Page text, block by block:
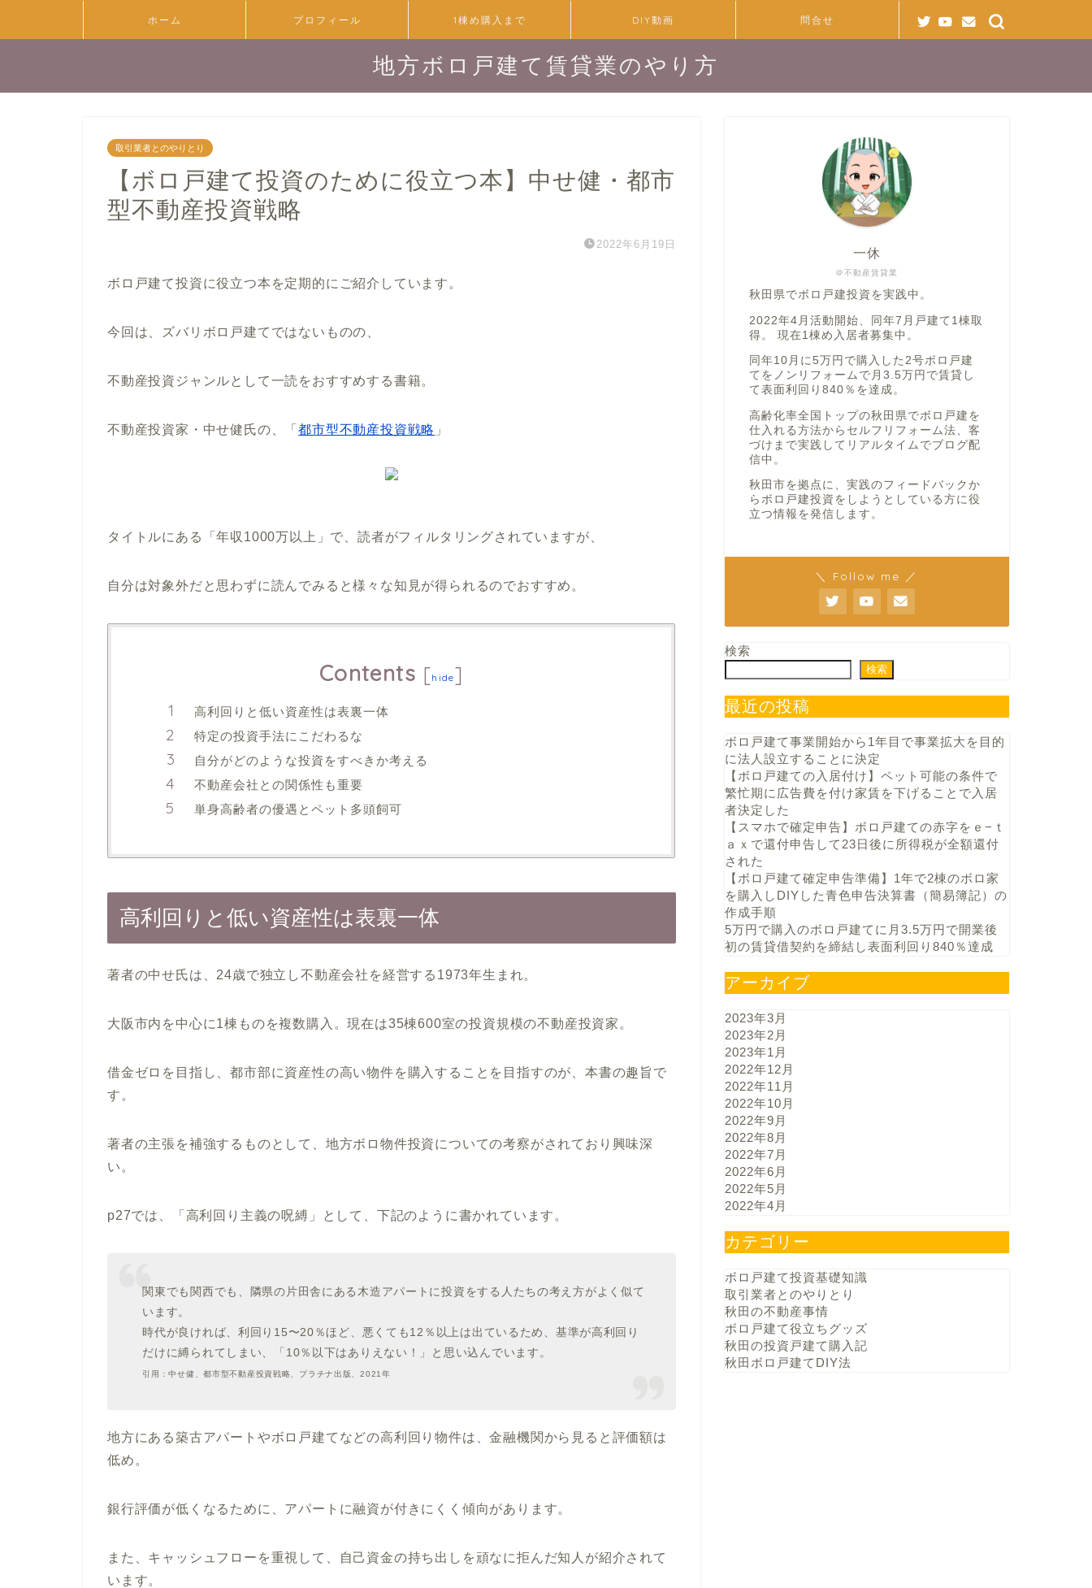
ホーム プロフィール 1棟め購入まで DIY動画 問合せ
地方ボロ戸建て賃貸業のやり方
取引業者とのやりとり
【ボロ戸建て投資のために役立つ本】中せ健・都市
型不動産投資戦略
2022年6月19日
ボロ戸建て投資に役立つ本を定期的にご紹介しています。
今回は、ズバリボロ戸建てではないものの、
不動産投資ジャンルとして一読をおすすめする書籍。
不動産投資家・中せ健氏の、「都市型不動産投資戦略 」
タイトルにある「年収1000万以上」で、読者がフィルタリングされていますが、
自分は対象外だと思わずに読んでみると様々な知見が得られるのでおすすめ。
Contents [hide]
高利回りと低い資産性は表裏一体
特定の投資手法にこだわるな
自分がどのような投資をすべきか考える
不動産会社との関係性も重要
単身高齢者の優遇とペット多頭飼可
高利回りと低い資産性は表裏一体
著者の中せ氏は、24歳で独立し不動産会社を経営する1973年生まれ。
大阪市内を中心に1棟ものを複数購入。現在は35棟600室の投資規模の不動産投資家。
借金ゼロを目指し、都市部に資産性の高い物件を購入することを目指すのが、本書の趣旨で
す。
著者の主張を補強するものとして、地方ボロ物件投資についての考察がされており興味深
い。
p27では、 高利回り主義の呪縛 として、下記のように書かれています。
関東でも関西でも、隣県の片田舎にある木造アパートに投資をする人たちの考え方がよく似て
います。
時代が良ければ、利回り15〜20％ほど、悪くても12％以上は出ているため、基準が高利回り
だけに縛られてしまい、「10％以下はありえない！」と思い込んでいます。
引用：中せ健、都市型不動産投資戦略、プラチナ出版、2021年
地方にある築古アパートやボロ戸建てなどの高利回り物件は、金融機関から見ると評価額は
低め。
銀行評価が低くなるために、アパートに融資が付きにくく傾向があります。
また、キャッシュフローを重視して、自己資金の持ち出しを頑なに拒んだ知人が紹介されて
います。
＠不動産賃貸業
一休
秋田県でボロ戸建投資を実践中。
2022年4月活動開始、同年7月戸建て1棟取
得。 現在1棟め入居者募集中。
同年10月に5万円で購入した2号ボロ戸建
てをノンリフォームで月3.5万円で賃貸し
て表面利回り840％を達成。
高齢化率全国トップの秋田県でボロ戸建を
仕入れる方法からセルフリフォーム法、客
づけまで実践してリアルタイムでブログ配
信中。
秋田市を拠点に、実践のフィードバックか
らボロ戸建投資をしようとしている方に役
立つ情報を発信します。
＼ Follow me ／
検索
検索
最近の投稿
ボロ戸建て事業開始から1年目で事業拡大を目的
に法人設立することに決定
【ボロ戸建ての入居付け】ペット可能の条件で
繁忙期に広告費を付け家賃を下げることで入居
者決定した
【スマホで確定申告】ボロ戸建ての赤字をｅ−ｔ
ａｘで還付申告して23日後に所得税が全額還付
された
【ボロ戸建て確定申告準備】1年で2棟のボロ家
を購入しDIYした青色申告決算書（簡易簿記）の
作成手順
5万円で購入のボロ戸建てに月3.5万円で開業後
初の賃貸借契約を締結し表面利回り840％達成
アーカイブ
2023年3月
2023年2月
2023年1月
2022年12月
2022年11月
2022年10月
2022年9月
2022年8月
2022年7月
2022年6月
2022年5月
2022年4月
カテゴリー
ボロ戸建て投資基礎知識
取引業者とのやりとり
秋田の不動産事情
ボロ戸建て役立ちグッズ
秋田の投資戸建て購入記
秋田ボロ戸建てDIY法